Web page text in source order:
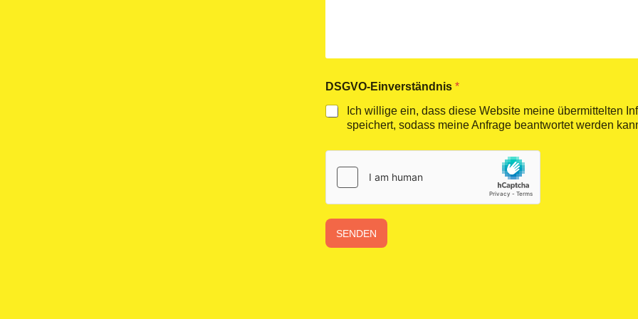
e
r
s
t
n
s
m
DSGVO-Einverständnis *
Ich willige ein, dass diese Website meine übermittelten
speichert, sodass meine Anfrage beantwortet werden
SENDEN